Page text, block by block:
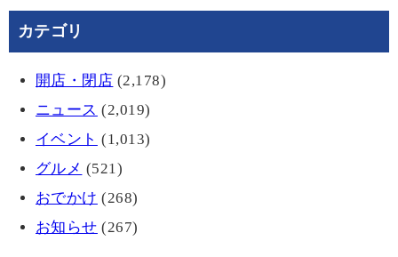
カテゴリ
開店・閉店 (2,178)
ニュース (2,019)
イベント (1,013)
グルメ (521)
おでかけ (268)
お知らせ (267)